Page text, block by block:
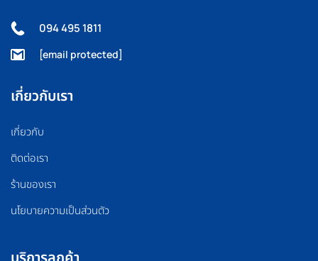
094 495 1811
[email protected]
เกี่ยวกับเรา
เกี่ยวกับ
ติดต่อเรา
ร้านของเรา
นโยบายความเป็นส่วนตัว